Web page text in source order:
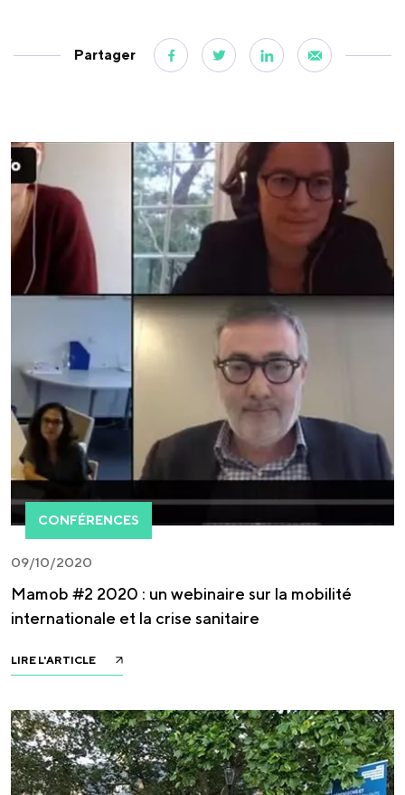
Partager
CONFÉRENCES
09/10/2020
Mamob #2 2020 : un webinaire sur la mobilité
internationale et la crise sanitaire
LIRE L'ARTICLE